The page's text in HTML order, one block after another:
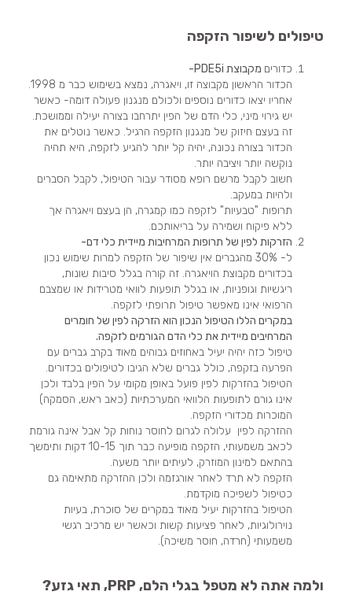
טיפולים לשיפור הזקפה
כדורים מקבוצת PDE5i-
הכדור הראשון מקבוצה זו, ויאגרה, נמצא בשימוש כבר מ 1998.
אחריו יצאו כדורים נוספים ולכולם מנגנון פעולה דומה- כאשר
יש גירוי מיני, כלי הדם של הפין יתרחבו בצורה יעילה וממושכת.
זה בעצם חיזוק של מנגנון הזקפה הרגיל. כאשר נוטלים את
הכדור בצורה נכונה, יהיה קל יותר להגיע לזקפה, היא תהיה
נוקשה יותר ויציבה יותר.
חשוב לקבל מרשם רופא מסודר עבור הטיפול, לקבל הסברים
ולהיות במעקב.
תרופות "טבעיות" לזקפה כמו קמגרה, הן בעצם ויאגרה אך
ללא פיקוח ושמירה על בריאותכם.
הזרקות לפין של תרופות המרחיבות מיידית כלי דם-
ל- 30% מהגברים אין שיפור של הזקפה למרות שימוש נכון
בכדורים מקבוצת הויאגרה. זה קורה בגלל סיבות שונות,
ריגשיות וגופניות, או בגלל תופעות לוואי מטרידות או שמצבם
הרפואי אינו מאפשר טיפול תרופתי לזקפה.
במקרים הללו הטיפול הנכון הוא הזרקה לפין של חומרים
המרחיבים מיידית את כלי הדם הגורמים לזקפה.
טיפול כזה יהיה יעיל באחוזים גבוהים מאוד בקרב גברים עם
הפרעה בזקפה, כולל גברים שלא הגיבו לטיפולים בכדורים.
הטיפול בהזרקות לפין פועל באופן מקומי על הפין בלבד ולכן
אינו גורם לתופעות הלוואי המערכתיות (כאב ראש, הסמקה)
המוכרות מכדורי הזקפה.
ההזרקה לפין עלולה לגרום לחוסר נוחות קל אבל אינה גורמת
לכאב משמעותי, הזקפה מופיעה כבר תוך 10-15 דקות ותימשך
בהתאם למינון המוזרק, לעיתים יותר משעה.
הזקפה לא תרד לאחר אורגזמה ולכן ההזרקה מתאימה גם
כטיפול לשפיכה מוקדמת.
הטיפול בהזרקות יעיל מאוד במקרים של סוכרת, בעיות
נוירולוגיות, לאחר פציעות קשות וכאשר יש מרכיב רגשי
משמעותי (חרדה, חוסר משיכה).
ולמה אתה לא מטפל בגלי הלם, PRP, תאי גזע?